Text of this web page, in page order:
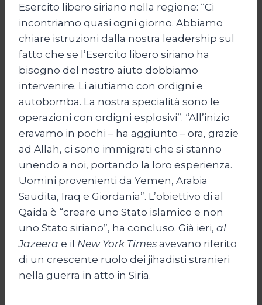
Esercito libero siriano nella regione: “Ci
incontriamo quasi ogni giorno. Abbiamo
chiare istruzioni dalla nostra leadership sul
fatto che se l’Esercito libero siriano ha
bisogno del nostro aiuto dobbiamo
intervenire. Li aiutiamo con ordigni e
autobomba. La nostra specialità sono le
operazioni con ordigni esplosivi”. “All’inizio
eravamo in pochi – ha aggiunto – ora, grazie
ad Allah, ci sono immigrati che si stanno
unendo a noi, portando la loro esperienza.
Uomini provenienti da Yemen, Arabia
Saudita, Iraq e Giordania”. L’obiettivo di al
Qaida è “creare uno Stato islamico e non
uno Stato siriano”, ha concluso. Già ieri, al
Jazeera e il New York Times avevano riferito
di un crescente ruolo dei jihadisti stranieri
nella guerra in atto in Siria.